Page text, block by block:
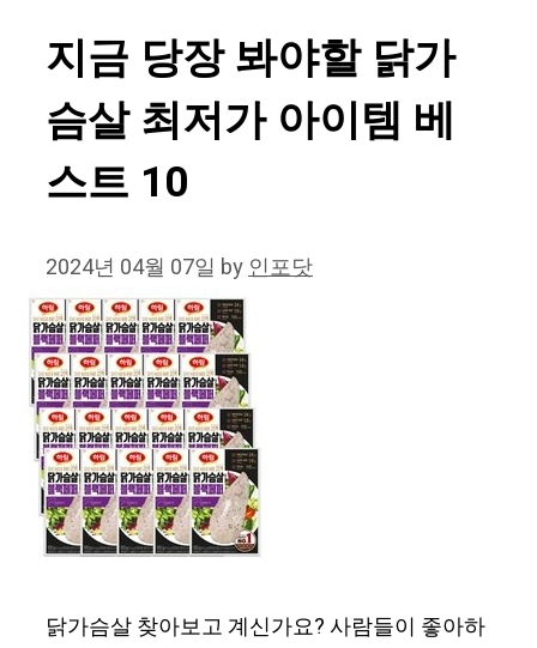
지금 당장 봐야할 닭가
슴살 최저가 아이템 베
스트 10
2024년 04월 07일 by인포닷
닭가슴살 찾아보고 계신가요? 사람들이 좋아하